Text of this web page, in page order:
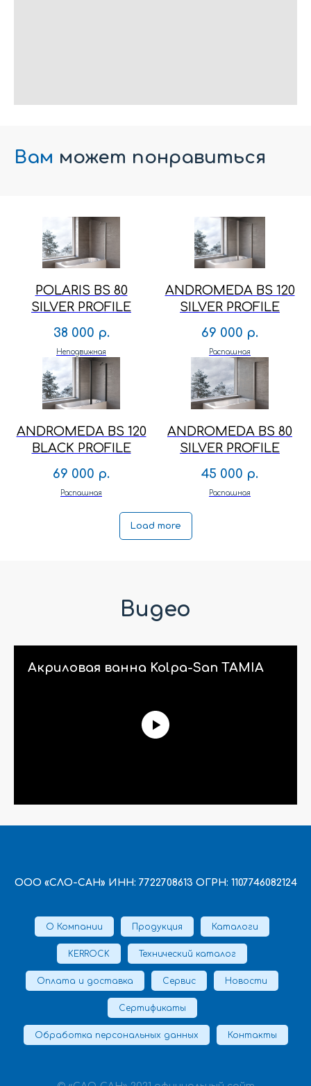
Вам может понравиться
POLARIS BS 80
SILVER PROFILE
38 000 р.
Неподвижная
ANDROMEDA BS 120
SILVER PROFILE
69 000 р.
Распашная
ANDROMEDA BS 120
BLACK PROFILE
69 000 р.
Распашная
ANDROMEDA BS 80
SILVER PROFILE
45 000 р.
Распашная
Load more
Видео
Акриловая ванна Kolpa-San TAMIA
ООО «СЛО-САН» ИНН: 7722708613 ОГРН: 1107746082124
О Компании Продукция Каталоги
KERROCK Технический каталог
Оплата и доставка Сервис Новости
Сертификаты
Обработка персональных данных Контакты